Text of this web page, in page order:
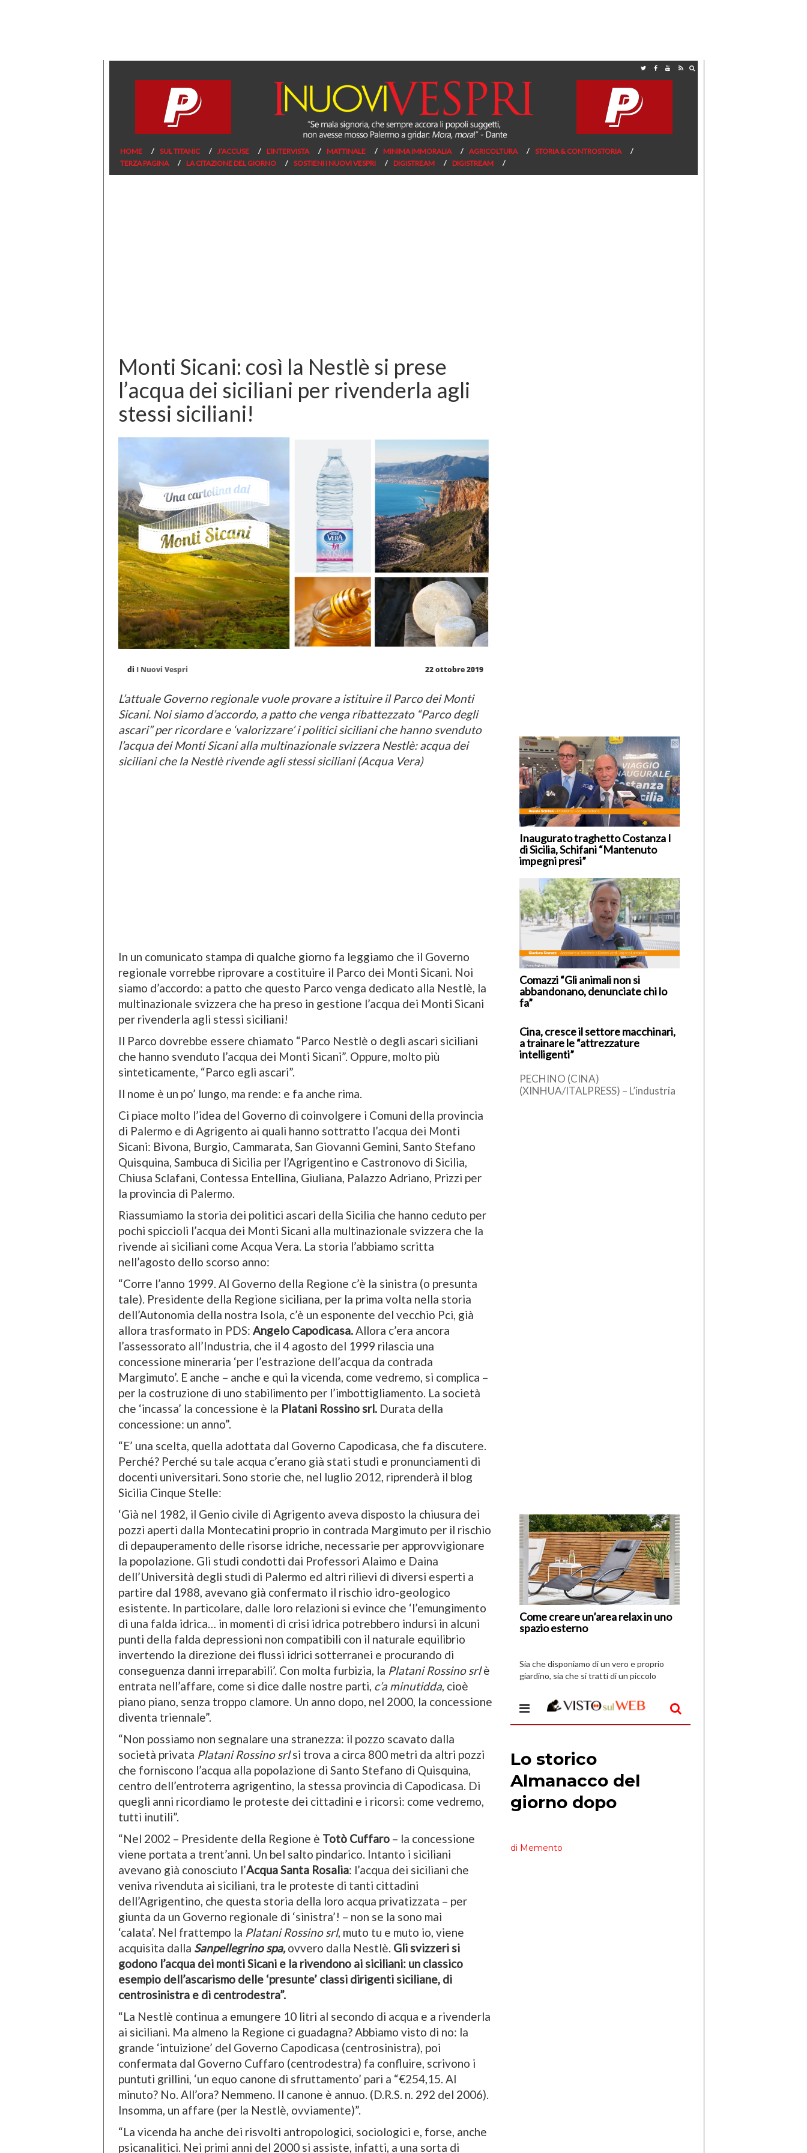
HOME SUL TITANIC J’ACCUSE L’INTERVISTA MATTINALE MINIMA IMMORALIA AGRICOLTURA
STORIA & CONTROSTORIA
TERZA PAGINA
LA CITAZIONE DEL GIORNO SOSTIENI I NUOVI VESPRI DIGISTREAM DIGISTREAM
Monti Sicani: così la Nestlè si prese
l’acqua dei siciliani per rivenderla agli
stessi siciliani!
di I Nuovi Vespri 22 ottobre 2019
L’attuale Governo regionale vuole provare a istituire il Parco dei Monti
Sicani. Noi siamo d’accordo, a patto che venga ribattezzato “Parco degli
ascari” per ricordare e ‘valorizzare’ i politici siciliani che hanno svenduto
l’acqua dei Monti Sicani alla multinazionale svizzera Nestlè: acqua dei
siciliani che la Nestlè rivende agli stessi siciliani (Acqua Vera)
In un comunicato stampa di qualche giorno fa leggiamo che il Governo
regionale vorrebbe riprovare a costituire il Parco dei Monti Sicani. Noi
siamo d’accordo: a patto che questo Parco venga dedicato alla Nestlè, la
multinazionale svizzera che ha preso in gestione l’acqua dei Monti Sicani
per rivenderla agli stessi siciliani!
Il Parco dovrebbe essere chiamato “Parco Nestlè o degli ascari siciliani
che hanno svenduto l’acqua dei Monti Sicani”. Oppure, molto più
sinteticamente, “Parco egli ascari”.
Il nome è un po’ lungo, ma rende: e fa anche rima.
Ci piace molto l’idea del Governo di coinvolgere i Comuni della provincia
di Palermo e di Agrigento ai quali hanno sottratto l’acqua dei Monti
Sicani: Bivona, Burgio, Cammarata, San Giovanni Gemini, Santo Stefano
Quisquina, Sambuca di Sicilia per l’Agrigentino e Castronovo di Sicilia,
Chiusa Sclafani, Contessa Entellina, Giuliana, Palazzo Adriano, Prizzi per
la provincia di Palermo.
Riassumiamo la storia dei politici ascari della Sicilia che hanno ceduto per
pochi spiccioli l’acqua dei Monti Sicani alla multinazionale svizzera che la
rivende ai siciliani come Acqua Vera. La storia l’abbiamo scritta
nell’agosto dello scorso anno:
“Corre l’anno 1999. Al Governo della Regione c’è la sinistra (o presunta
tale). Presidente della Regione siciliana, per la prima volta nella storia
dell’Autonomia della nostra Isola, c’è un esponente del vecchio Pci, già
allora trasformato in PDS: Angelo Capodicasa.Allora c’era ancora
l’assessorato all’Industria, che il 4 agosto del 1999 rilascia una
concessione mineraria ‘per l’estrazione dell’acqua da contrada
Margimuto’. E anche – anche e qui la vicenda, come vedremo, si complica –
per la costruzione di uno stabilimento per l’imbottigliamento. La società
che ‘incassa’ la concessione è la Platani Rossino srl. Durata della
concessione: un anno”.
“E’ una scelta, quella adottata dal Governo Capodicasa, che fa discutere.
Perché? Perché su tale acqua c’erano già stati studi e pronunciamenti di
docenti universitari. Sono storie che, nel luglio 2012, riprenderà il blog
Sicilia Cinque Stelle:
‘Già nel 1982, il Genio civile di Agrigento aveva disposto la chiusura dei
pozzi aperti dalla Montecatini proprio in contrada Margimuto per il rischio
di depauperamento delle risorse idriche, necessarie per approvvigionare
la popolazione. Gli studi condotti dai Professori Alaimo e Daina
dell’Università degli studi di Palermo ed altri rilievi di diversi esperti a
partire dal 1988, avevano già confermato il rischio idro-geologico
esistente. In particolare, dalle loro relazioni si evince che ‘l’emungimento
di una falda idrica… in momenti di crisi idrica potrebbero indursi in alcuni
punti della falda depressioni non compatibili con il naturale equilibrio
invertendo la direzione dei flussi idrici sotterranei e procurando di
conseguenza danni irreparabili’. Con molta furbizia, la Platani Rossino srlè
entrata nell’affare, come si dice dalle nostre parti, c’a minutidda, cioè
piano piano, senza troppo clamore. Un anno dopo, nel 2000, la concessione
diventa triennale”.
“Non possiamo non segnalare una stranezza: il pozzo scavato dalla
società privata Platani Rossino srlsi trova a circa 800 metri da altri pozzi
che forniscono l’acqua alla popolazione di Santo Stefano di Quisquina,
centro dell’entroterra agrigentino, la stessa provincia di Capodicasa. Di
quegli anni ricordiamo le proteste dei cittadini e i ricorsi: come vedremo,
tutti inutili”.
“Nel 2002 – Presidente della Regione è Totò Cuffaro – la concessione
viene portata a trent’anni. Un bel salto pindarico. Intanto i siciliani
avevano già conosciuto l’Acqua Santa Rosalia: l’acqua dei siciliani che
veniva rivenduta ai siciliani, tra le proteste di tanti cittadini
dell’Agrigentino, che questa storia della loro acqua privatizzata – per
giunta da un Governo regionale di ‘sinistra’! – non se la sono mai
‘calata’. Nel frattempo la Platani Rossino srl, muto tu e muto io, viene
acquisita dalla Sanpellegrino spa,ovvero dalla Nestlè. Gli svizzeri si
godono l’acqua dei monti Sicani e la rivendono ai siciliani: un classico
esempio dell’ascarismo delle ‘presunte’ classi dirigenti siciliane, di
centrosinistra e di centrodestra”.
“La Nestlè continua a emungere 10 litri al secondo di acqua e a rivenderla
ai siciliani. Ma almeno la Regione ci guadagna? Abbiamo visto di no: la
grande ‘intuizione’ del Governo Capodicasa (centrosinistra), poi
confermata dal Governo Cuffaro (centrodestra) fa confluire, scrivono i
puntuti grillini, ‘un equo canone di sfruttamento’ pari a “€254,15. Al
minuto? No. All’ora? Nemmeno. Il canone è annuo. (D.R.S. n. 292 del 2006).
Insomma, un affare (per la Nestlè, ovviamente)”.
“La vicenda ha anche dei risvolti antropologici, sociologici e, forse, anche
psicanalitici. Nei primi anni del 2000 si assiste, infatti, a una sorta di
Inaugurato traghetto Costanza I
di Sicilia, Schifani “Mantenuto
impegni presi”
Comazzi “Gli animali non si
abbandonano, denunciate chi lo
fa”
Cina, cresce il settore macchinari,
a trainare le “attrezzature
intelligenti”
PECHINO (CINA)
(XINHUA/ITALPRESS) – L’industria
Come creare un’area relax in uno
spazio esterno
di
I
Vespri
Sia che disponiamo di un vero e proprio
giardino, sia che si tratti di un piccolo